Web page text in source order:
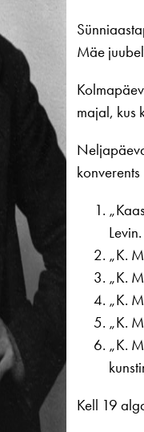
Mäe
majal, kus
Levin.
„K.
„K.
„K.
„K.
„K.
Kell 19